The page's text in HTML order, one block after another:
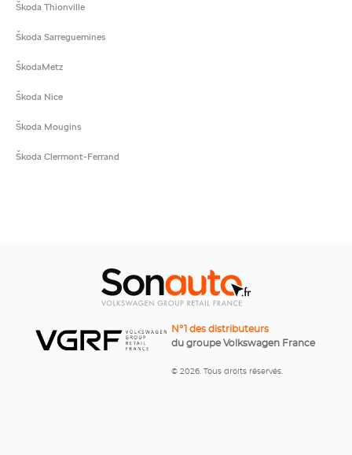
Škoda Thionville
Škoda Sarreguemines
ŠkodaMetz
Škoda Nice
Škoda Mougins
Škoda Clermont-Ferrand
N°1 des distributeurs
du groupe Volkswagen France
© 2026. Tous droits réservés.